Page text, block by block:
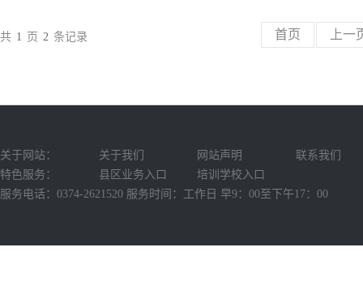
共 1 页 2 条记录 首页 上一
关于网站： 关于我们 网站声明
联系我们
特色服务：
县区业务入口
培训学校入口
服务电话：0374-2621520 服务时间：工作日 早9：00至下午17：00